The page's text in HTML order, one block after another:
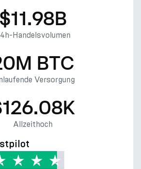
$11.98B
Handelsvolumen
BTC
Versorgung
Allzeithoch